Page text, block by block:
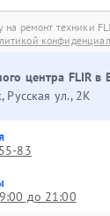
на ремонт техники
центра FLIR в
Русская ул., 2К
83
до 21:00